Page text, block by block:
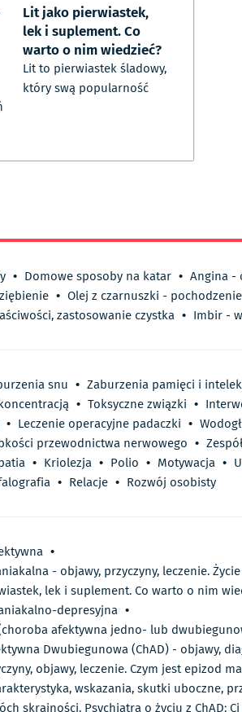
Lit jako pierwiastek,
lek i suplement. Co
warto o nim wiedzieć?
Lit to pierwiastek śladowy,
który swą popularność
• Domowe sposoby na katar • Angina -
• Olej z czarnuszki -
zastosowanie czystka • Imbir -
snu • Zaburzenia pamięci i
• Toksyczne związki •
• Leczenie operacyjne padaczki •
przewodnictwa nerwowego •
• Kriolezja • Polio • Motywacja •
• Relacje • Rozwój osobisty
•
- objawy, przyczyny, leczenie.
lek i suplement. Co warto o nim
depresyjna •
afektywna jedno- lub
Dwubiegunowa (ChAD) - objawy,
objawy, leczenie. Czym jest epizod
wskazania, skutki uboczne,
skrajności. Psychiatra o życiu z ChAD: